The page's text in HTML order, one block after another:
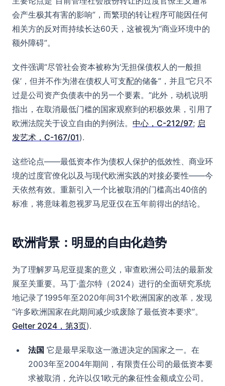
会产生极其有害的影响”，而繁琐的转让程序可能因任何
相关方的反对而持续长达60天，这被视为“商业环境中的
额外障碍”。
文件强调“尽管社会资本被称为‘无担保债权人的一般担
保’，但并不作为潜在债权人可支配的储备”，并且“它只不
过是公司资产负债表中的另一个要素。”此外，动机说明
指出，在取消最低门槛的国家观察到的积极效果，引用了
欧洲法院关于设立自由的判例法。 中心，C-212/97; 启
发艺术，C-167/01).
这些论点——最低资本作为债权人保护的低效性、商业环
境的过度官僚化以及与现代欧洲实践的对接必要性——今
天依然有效。重新引入一个比被取消的门槛高出40倍的
标准，将意味着忽视罗马尼亚仅在五年前得出的结论。
欧洲背景：明显的自由化趋势
为了理解罗马尼亚提案的意义，审查欧洲公司法的最新发
展至关重要。马丁·盖尔特（2024）进行的全面研究系统
地记录了1995年至2020年间31个欧洲国家的改革，发现
“许多欧洲国家在此期间减少或废除了最低资本要求”。
Gelter 2024，第3页).
法国 它是最早采取这一激进决定的国家之一。在
2003年至2004年期间，有限责任公司的最低资本要
求被取消，允许以仅1欧元的象征性金额成立公司。